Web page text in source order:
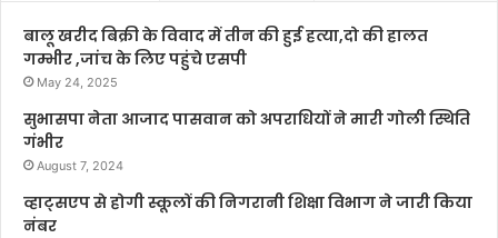
बालू खरीद बिक्री के विवाद में तीन की हुई हत्या,दो की हालत
गम्भीर ,जांच के लिए पहुंचे एसपी
May 24, 2025
सुभासपा नेता आजाद पासवान को अपराधियों ने मारी गोली स्थिति
गंभीर
August 7, 2024
व्हाट्सएप से होगी स्कूलों की निगरानी शिक्षा विभाग ने जारी किया
नंबर